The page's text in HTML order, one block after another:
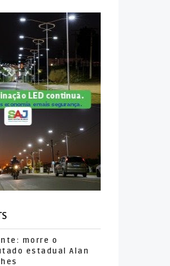
morre o
estadual Alan